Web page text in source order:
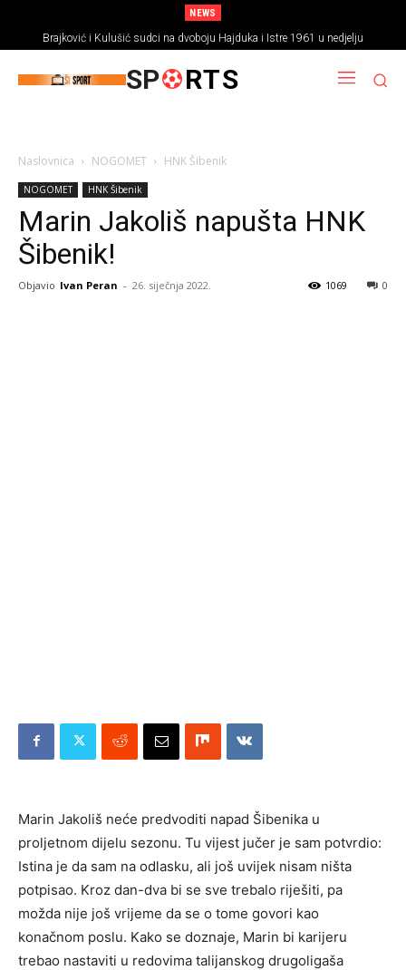
NEWS
Brajković i Kulušić sudci na dvoboju Hajduka i Istre 1961 u nedjelju
SP RTS
Naslovnica NOGOMET HNK Šibenik
NOGOMET HNK Šibenik
Marin Jakoliš napušta HNK
Šibenik!
Objavio Ivan Peran - 26. siječnja 2022. 0
1069
Marin Jakoliš neće predvoditi napad Šibenika u
proljetnom dijelu sezonu. Tu vijest jučer je sam potvrdio:
Istina je da sam na odlasku, ali još uvijek nisam ništa
potpisao. Kroz dan-dva bi se sve trebalo riješiti, pa
možda nije još vrijeme da se o tome govori kao
konačnom poslu. Kako se doznaje, Marin bi karijeru
trebao nastaviti u redovima talijanskog drugoligaša